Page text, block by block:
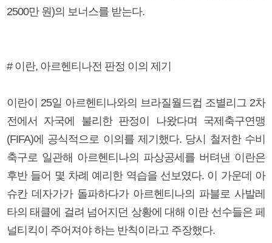
2500만 원)의 보너스를 받는다.
# 이란, 아르헨티나전 판정 이의 제기
이란이 25일 아르헨티나와의 브라질월드컵 조별리그 2차
전에서 자국에 불리한 판정이 나왔다며 국제축구연맹
(FIFA)에 공식적으로 이의를 제기했다. 당시 철저한 수비
축구로 일관해 아르헨티나의 파상공세를 버텨낸 이란은
후반 들어 몇 차례 예리한 역습을 선보였다. 이 가운데 아
슈칸 데자가가 돌파하다가 아르헨티나의 파블로 사발레
타의 태클에 걸려 넘어지던 상황에 대해 이란 선수들은 페
널티킥이 주어져야 하는 반칙이라고 주장했다.